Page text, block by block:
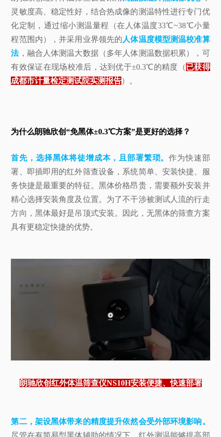
灵敏度高、稳定性好，结合热成像的测温特性进行专门优
化定制，通过缩小测温量程（在人体温度33℃~38℃小量
程范围内），并采用业界领先的 人体温度模型测温校准算
法，融合人体测温大数据（多年人体测温数据积累），可
有效保证在现场校准后，达到优于±0.3℃的精度（已获得
成都市计量检定测试院实测报告）。
为什么朗驰欣创“免黑体±0.3℃方案”是更好的选择？
首先，选择黑体将徒增成本，且部署繁琐。作为快速部
署、即插即用的红外筛查设备，系统简单、安装快捷、服
务快捷是最重要的特征。黑体价格昂贵，需要额外安装并
精心选择安装角度及位置。为了不干涉被测试人流的行走
方向，黑体最好是吊顶式安装。因此，无黑体的筛查方案
具有更稳定快捷的优势。
朗驰欣创红外体温筛查仪NS10H安装便捷、快速部署
第二，架设黑体带来的精度提升依然会受外部环境影响。
尽管在有简易型黑体辅助的情况下，红外测温能够提高部